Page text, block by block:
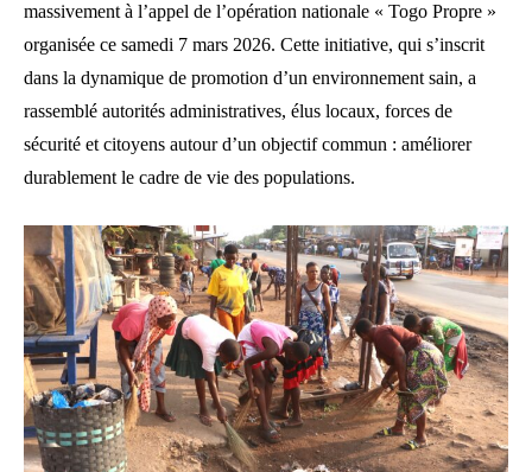
massivement à l’appel de l’opération nationale « Togo Propre »
organisée ce samedi 7 mars 2026. Cette initiative, qui s’inscrit
dans la dynamique de promotion d’un environnement sain, a
rassemblé autorités administratives, élus locaux, forces de
sécurité et citoyens autour d’un objectif commun : améliorer
durablement le cadre de vie des populations.